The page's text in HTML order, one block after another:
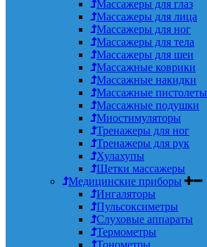
Массажеры для глаз
Массажеры для лица
Массажеры для ног
Массажеры для тела
Массажеры для шеи
Массажные коврики
Массажные накидки
Массажные пистолеты
Массажные подушки
Миостимуляторы
Тренажеры для ног
Тренажеры для рук
Хулахупы
Щетки массажеры
Медицинские приборы
Ингаляторы
Пульсоксиметры
Слуховые аппараты
Термометры
Тонометры